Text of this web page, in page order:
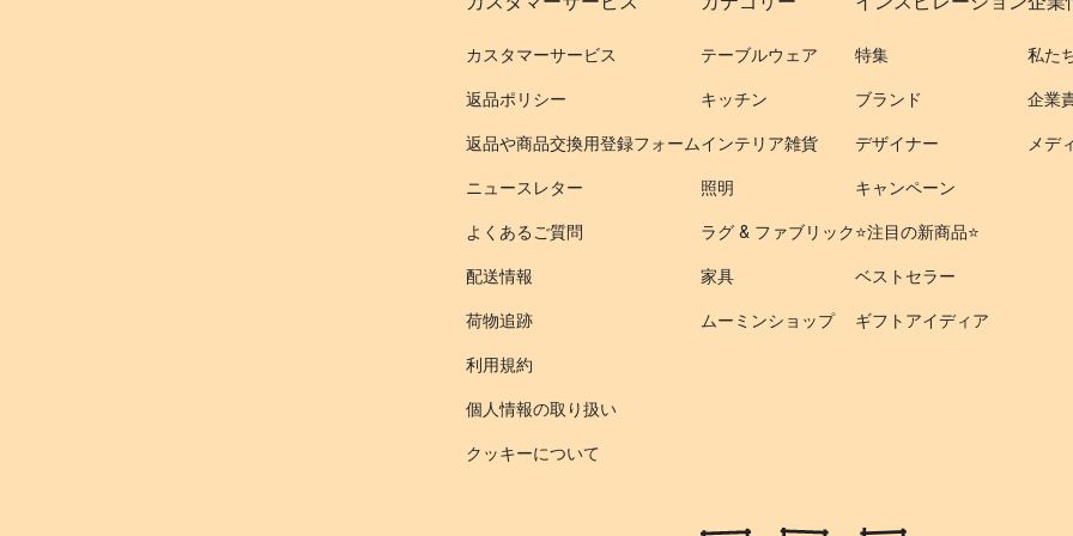
カスタマーサービス
返品ポリシー
返品や商品交換用登録フォーム
ニュースレター
よくあるご質問
配送情報
荷物追跡
利用規約
個人情報の取り扱い
クッキーについて
テーブルウェア
キッチン
インテリア雑貨
照明
ラグ & ファブリック
家具
ムーミンショップ
特集
ブランド
デザイナー
キャンペーン
⭐️注目の新商品⭐️
ベストセラー
ギフトアイディア
私た
企業
メデ